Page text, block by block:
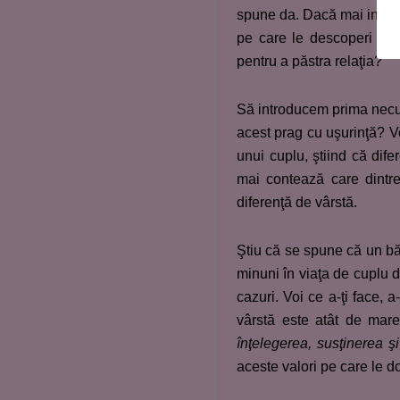
spune da. Dacă mai
pe care le descoperi la
pentru a păstra relaţia?
Să introducem prima
acest prag cu uşurinţă?
unui cuplu, ştiind că
mai contează care
diferenţă de vârstă.
Ştiu că se spune că un
minuni în viaţa de cuplu
cazuri. Voi ce a-ţi face,
vârstă este atât de
înţelegerea, susţinerea
aceste valori pe care le